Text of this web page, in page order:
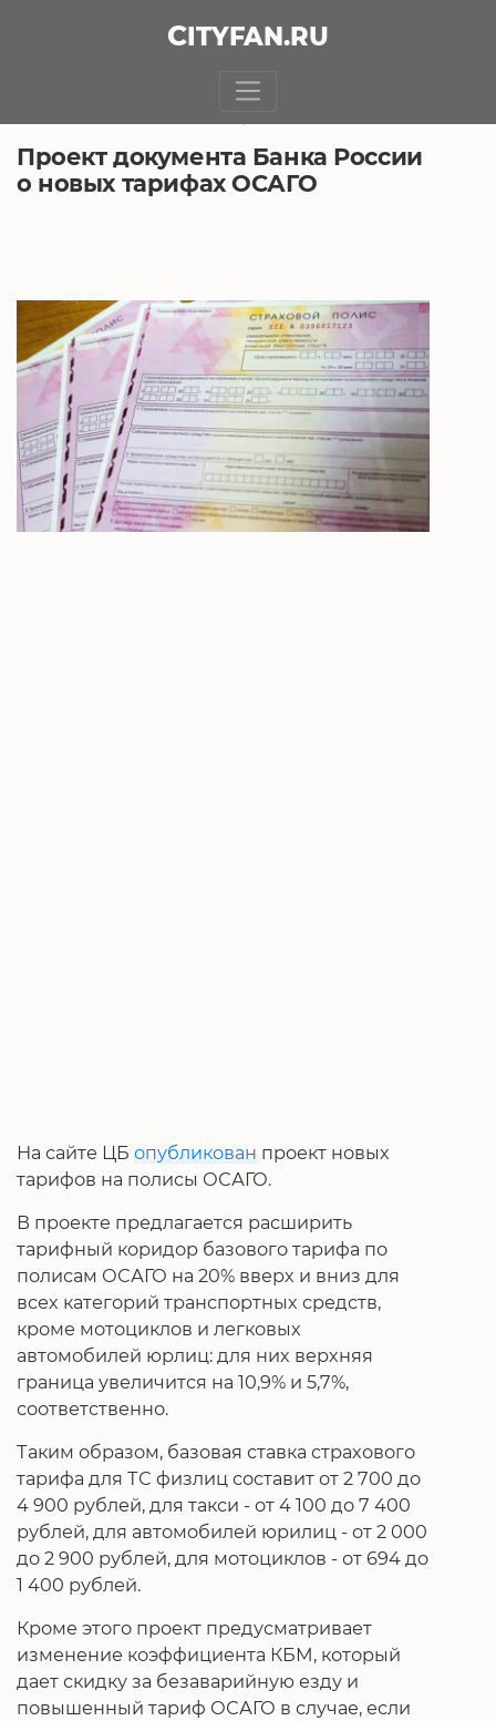
CITYFAN.RU
Проект документа Банка России
о новых тарифах ОСАГО
На сайте ЦБ опубликован проект новых
тарифов на полисы ОСАГО.
В проекте предлагается расширить
тарифный коридор базового тарифа по
полисам ОСАГО на 20% вверх и вниз для
всех категорий транспортных средств,
кроме мотоциклов и легковых
автомобилей юрлиц: для них верхняя
граница увеличится на 10,9% и 5,7%,
соответственно.
Таким образом, базовая ставка страхового
тарифа для ТС физлиц составит от 2 700 до
4 900 рублей, для такси - от 4 100 до 7 400
рублей, для автомобилей юрилиц - от 2 000
до 2 900 рублей, для мотоциклов - от 694 до
1 400 рублей.
Кроме этого проект предусматривает
изменение коэффициента КБМ, который
дает скидку за безаварийную езду и
повышенный тариф ОСАГО в случае, если